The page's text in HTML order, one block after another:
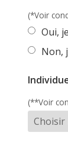
(*Voir
Oui,
Non,
(**Voir